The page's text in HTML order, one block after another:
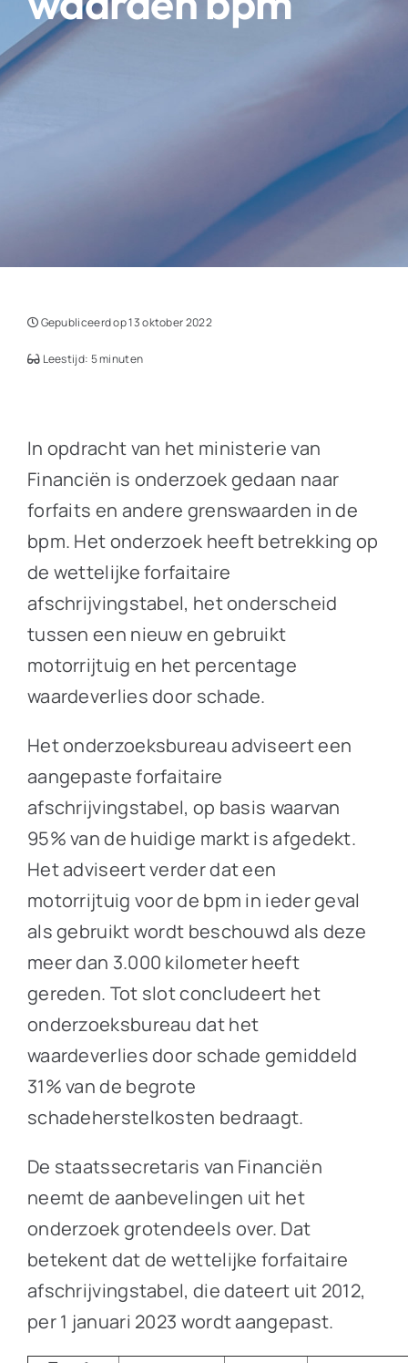
Gepubliceerd op 13 oktober 2022
Leestijd: 5 minuten
In opdracht van het ministerie van
Financiën is onderzoek gedaan naar
forfaits en andere grenswaarden in de
bpm. Het onderzoek heeft betrekking op
de wettelijke forfaitaire
afschrijvingstabel, het onderscheid
tussen een nieuw en gebruikt
motorrijtuig en het percentage
waardeverlies door schade.
Het onderzoeksbureau adviseert een
aangepaste forfaitaire
afschrijvingstabel, op basis waarvan
95% van de huidige markt is afgedekt.
Het adviseert verder dat een
motorrijtuig voor de bpm in ieder geval
als gebruikt wordt beschouwd als deze
meer dan 3.000 kilometer heeft
gereden. Tot slot concludeert het
onderzoeksbureau dat het
waardeverlies door schade gemiddeld
31% van de begrote
schadeherstelkosten bedraagt.
De staatssecretaris van Financiën
neemt de aanbevelingen uit het
onderzoek grotendeels over. Dat
betekent dat de wettelijke forfaitaire
afschrijvingstabel, die dateert uit 2012,
per 1 januari 2023 wordt aangepast.